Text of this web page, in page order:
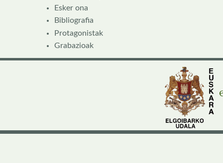
Esker ona
Bibliografia
Protagonistak
Grabazioak